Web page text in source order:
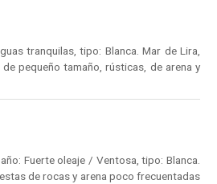
tranquilas, tipo: Blanca. Mar de Lira,
pequeño tamaño, rústicas, de arena y
Fuerte oleaje / Ventosa, tipo: Blanca.
de rocas y arena poco frecuentadas